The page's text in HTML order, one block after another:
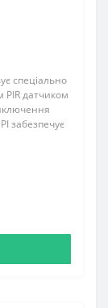
спеціально
PIR датчиком
забезпечує